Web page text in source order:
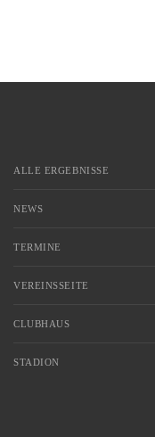
ALLE ERGEBNISSE
NEWS
TERMINE
VEREINSSEITE
CLUBHAUS
STADION